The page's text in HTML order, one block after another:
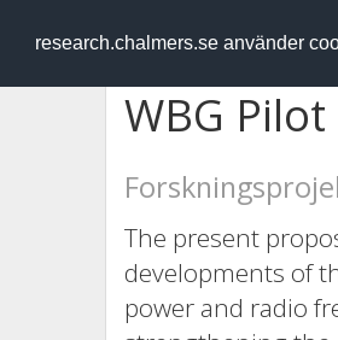
research.chalmers.se använder
RESEARCH
WBG Pilot
The present
developments of
power and radio